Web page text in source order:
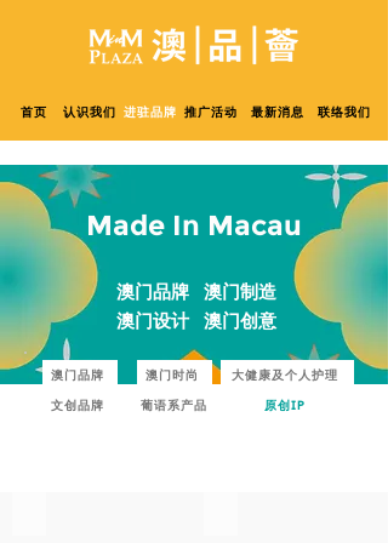
首页 认识我们 进驻品牌 推广活动 最新消息 联络我们
Made In Macau
澳门品牌 澳门制造
澳门设计 澳门创意
澳门品牌
文创品牌
澳门时尚 大健康及个人护理
葡语系产品 原创IP